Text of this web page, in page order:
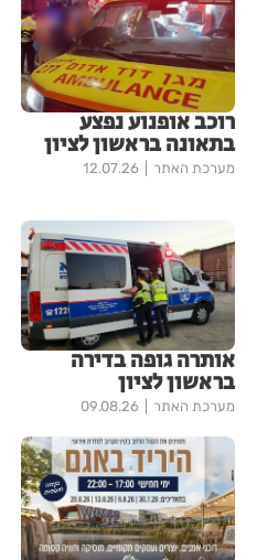
רוכב אופנוע נפצע
בתאונה בראשון לציון
מערכת האתר 12.07.26
אותרה גופה בדירה
בראשון לציון
מערכת האתר 09.08.26